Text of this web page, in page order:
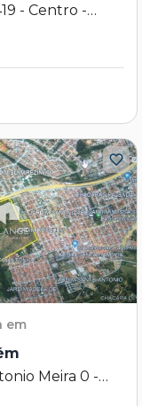
- Centro -
em
Meira 0 -